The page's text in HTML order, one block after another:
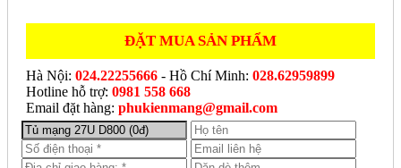
ĐẶT MUA SẢN PHẨM
Hà Nội: 024.22255666 - Hồ Chí Minh: 028.62959899
Hotline hỗ trợ: 0981 558 668
Email đặt hàng: phukienmang@gmail.com